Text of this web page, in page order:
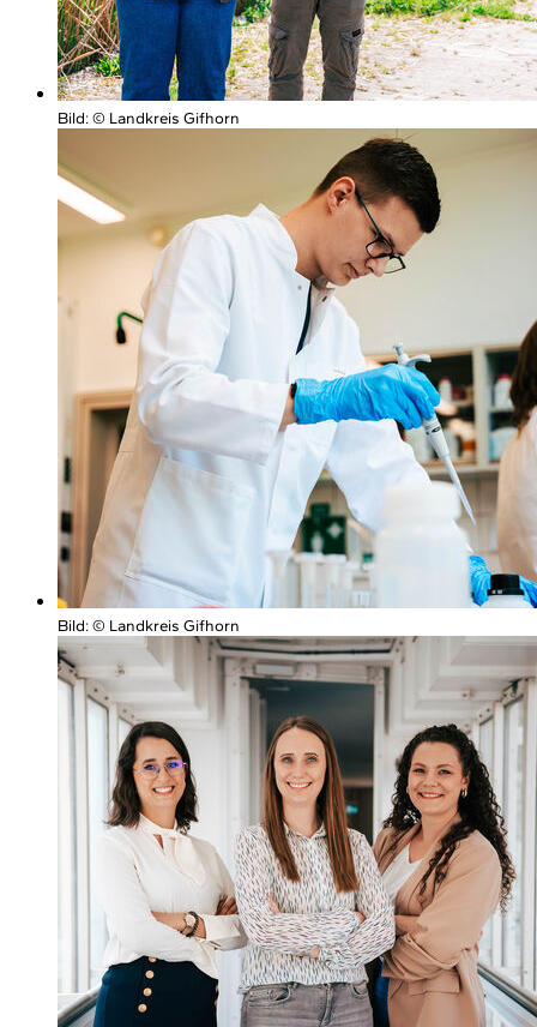
Bild:© Landkreis Gifhorn
Bild:© Landkreis Gifhorn